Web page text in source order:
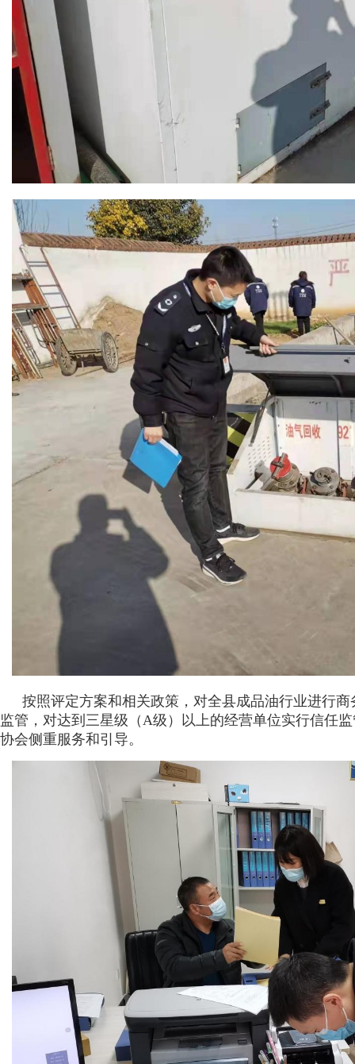
按照评定方案和相关政策，对全县成品油行业进行
监管，对达到三星级（A级）以上的经营单位实行信任
协会侧重服务和引导。